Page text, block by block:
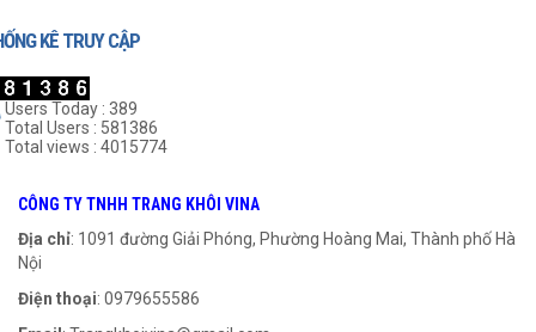
KÊ TRUY CẬP
Users Today : 389
Total Users : 581386
Total views : 4015774
CÔNG TY TNHH TRANG KHÔI VINA
Địa chỉ: 1091 đường Giải Phóng, Phường Hoàng Mai, Thành phố Hà
Nội
Điện thoại: 0979655586